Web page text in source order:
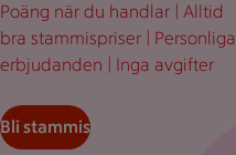
Poäng när du handlar | Alltid
bra stammispriser | Personliga
erbjudanden | Inga avgifter
Bli stammis